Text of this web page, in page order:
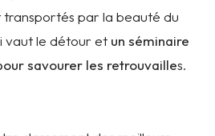
par la beauté du
vaut le détour et un séminaire
savourer les retrouvailles.